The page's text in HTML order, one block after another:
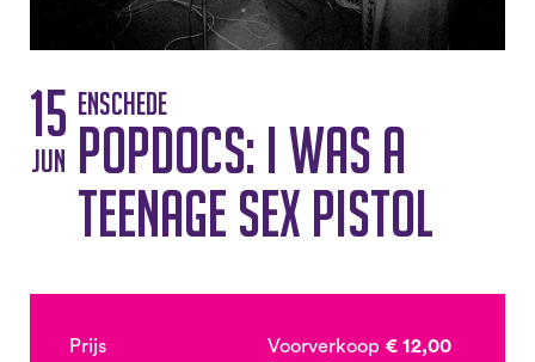
15
jun
Enschede
Popdocs: I was a
teenage Sex Pistol
Prijs Voorverkoop € 12,00